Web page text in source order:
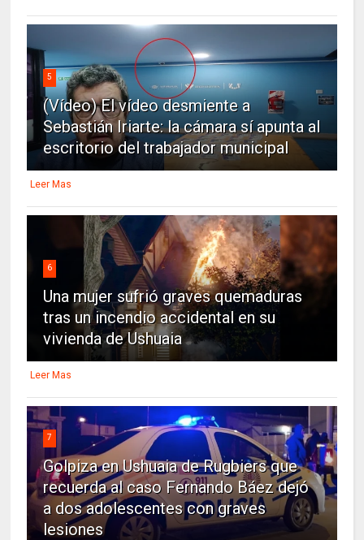
5
(Vídeo) El vídeo desmiente a
Sebastián Iriarte: la cámara sí apunta al
escritorio del trabajador municipal
Leer Mas
6
Una mujer sufrió graves quemaduras
tras un incendio accidental en su
vivienda de Ushuaia
Leer Mas
7
Golpiza en Ushuaia de Rugbiers que
recuerda al caso Fernando Báez dejó
a dos adolescentes con graves
lesiones